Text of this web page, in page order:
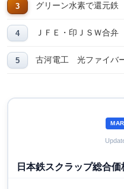
グリーン水素で還元
ＪＦＥ・印ＪＳＷ合
古河電工 光ファイバ
日本鉄スクラップ総合価